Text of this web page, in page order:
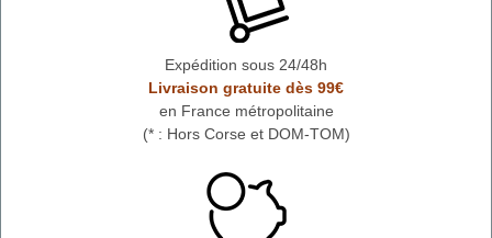
Expédition sous 24/48h
Livraison gratuite dès 99€
en France métropolitaine
(* : Hors Corse et DOM-TOM)